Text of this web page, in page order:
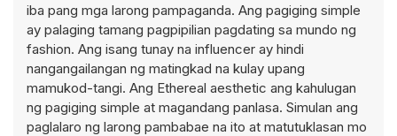
iba pang mga larong pampaganda. Ang pagiging simple
ay palaging tamang pagpipilian pagdating sa mundo ng
fashion. Ang isang tunay na influencer ay hindi
nangangailangan ng matingkad na kulay upang
mamukod-tangi. Ang Ethereal aesthetic ang kahulugan
ng pagiging simple at magandang panlasa. Simulan ang
paglalaro ng larong pambabae na ito at matutuklasan mo